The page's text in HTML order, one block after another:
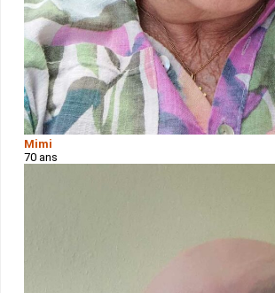
Mimi
70 ans